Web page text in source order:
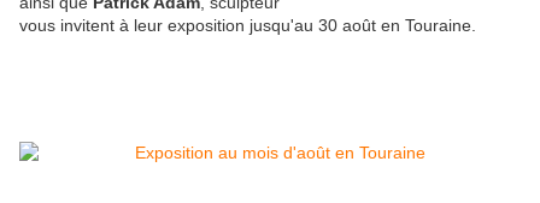
vous invitent à leur exposition jusqu'au 30 août en Touraine.